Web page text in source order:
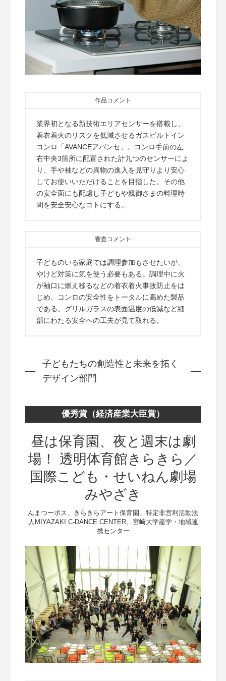
作品コメント
業界初となる新技術エリアセンサーを搭載し、
着衣着火のリスクを低減させるガスビルトイン
コンロ「AVANCEアバンセ」。コンロ手前の左
右中央3箇所に配置された計九つのセンサーによ
り、手や袖などの異物の進入を見守りより安心
してお使いいただけることを目指した。その他
の安全面にも配慮し子どもや親御さまの料理時
間を安全安心なコトにする。
審査コメント
子どものいる家庭では調理参加もさせたいが、
やけど対策に気を使う必要もある。調理中に火
が袖口に燃え移るなどの着衣着火事故防止をは
じめ、コンロの安全性をトータルに高めた製品
である。グリルガラスの表面温度の低減など細
部にわたる安全への工夫が見て取れる。
子どもたちの創造性と未来を拓く
デザイン部門
優秀賞（経済産業大臣賞）
昼は保育園、夜と週末は劇
場！ 透明体育館きらきら／
国際こども・せいねん劇場
みやざき
んまつーポス、きらきらアート保育園、特定非営利活動法
人MIYAZAKI C-DANCE CENTER、宮崎大学産学・地域連
携センター